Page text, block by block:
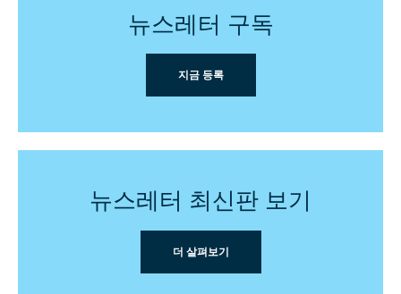
뉴스레터 구독
지금 등록
뉴스레터 최신판 보기
더 살펴보기